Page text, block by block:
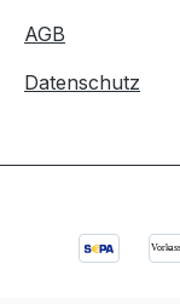
AGB
Datenschutz